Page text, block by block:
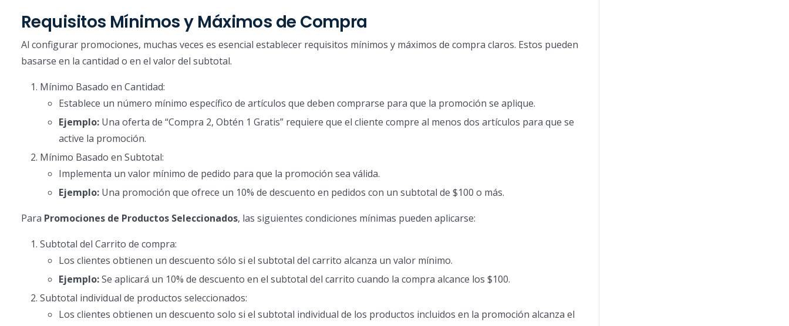
Requisitos Mínimos y Máximos de Compra
Al configurar promociones, muchas veces es esencial establecer requisitos mínimos y máximos de compra claros. Estos pueden
basarse en la cantidad o en el valor del subtotal.
Mínimo Basado en Cantidad:
Establece un número mínimo específico de artículos que deben comprarse para que la promoción se aplique.
Ejemplo: Una oferta de “Compra 2, Obtén 1 Gratis” requiere que el cliente compre al menos dos artículos para que se
active la promoción.
Mínimo Basado en Subtotal:
Implementa un valor mínimo de pedido para que la promoción sea válida.
Ejemplo: Una promoción que ofrece un 10% de descuento en pedidos con un subtotal de $100 o más.
Para Promociones de Productos Seleccionados, las siguientes condiciones mínimas pueden aplicarse:
Subtotal del Carrito de compra:
Los clientes obtienen un descuento sólo si el subtotal del carrito alcanza un valor mínimo.
Ejemplo:Se aplicará un 10% de descuento en el subtotal del carrito cuando la compra alcance los $100.
Subtotal individual de productos seleccionados:
Los clientes obtienen un descuento solo si el subtotal individual de los productos incluidos en la promoción alcanza el